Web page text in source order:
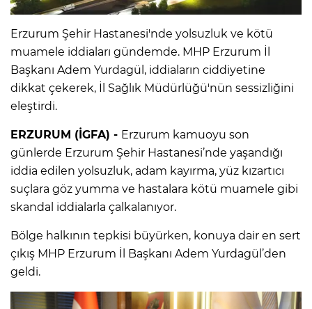
Erzurum Şehir Hastanesi'nde yolsuzluk ve kötü
muamele iddiaları gündemde. MHP Erzurum İl
Başkanı Adem Yurdagül, iddiaların ciddiyetine
dikkat çekerek, İl Sağlık Müdürlüğü'nün sessizliğini
eleştirdi.
ERZURUM (İGFA) - Erzurum kamuoyu son
günlerde Erzurum Şehir Hastanesi’nde yaşandığı
iddia edilen yolsuzluk, adam kayırma, yüz kızartıcı
suçlara göz yumma ve hastalara kötü muamele gibi
skandal iddialarla çalkalanıyor.
Bölge halkının tepkisi büyürken, konuya dair en sert
çıkış MHP Erzurum İl Başkanı Adem Yurdagül’den
geldi.